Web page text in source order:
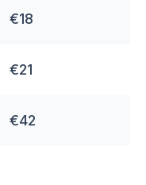
€18
€21
€42